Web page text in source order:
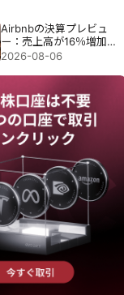
Airbnbの決算プレビュ
ー：売上高が16％増加し
ても、Airbnbの株価が下
2026-08-06